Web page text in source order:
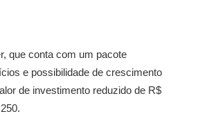
que conta com um pacote
e possibilidade de crescimento
de investimento reduzido de R$